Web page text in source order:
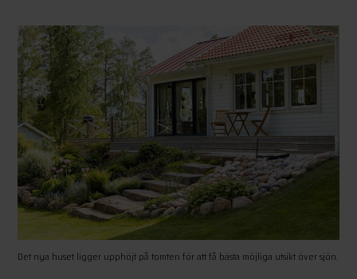
Det nya huset ligger upphöjt på tomten för att få bästa möjliga utsikt över sjön.